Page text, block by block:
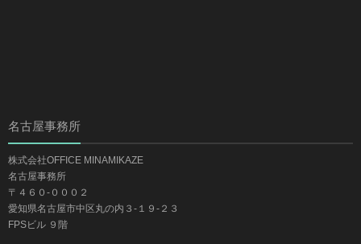
名古屋事務所
株式会社OFFICE MINAMIKAZE
名古屋事務所
〒４６０-０００２
愛知県名古屋市中区丸の内３-１９-２３
FPSビル ９階